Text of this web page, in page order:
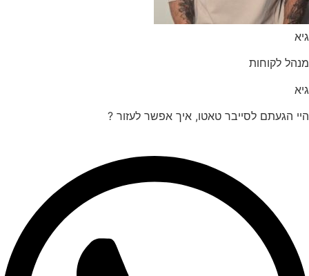
לקוחות
הגעתם לסייבר טאטו, איך אפשר לעזור ?